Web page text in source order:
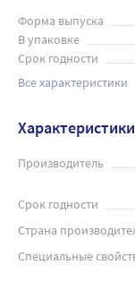
Форма выпуска
В упаковке
Срок годности
Все характеристики
Характеристики
Производитель
Срок годности
Страна
Специальные